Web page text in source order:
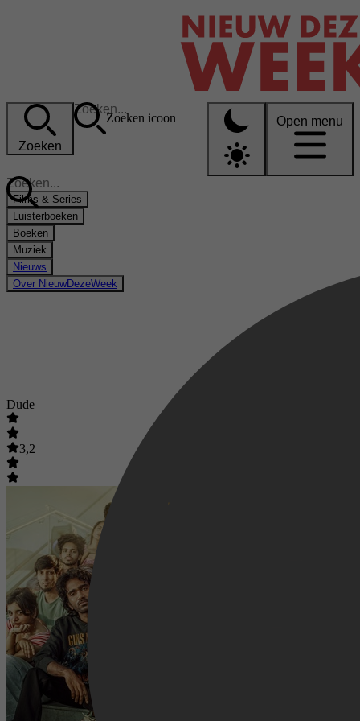
Zoeken
Zoeken icoon Open menu
Films & Series
Luisterboeken
Boeken
Muziek
Nieuws
Over NieuwDezeWeek
Dude
3,2